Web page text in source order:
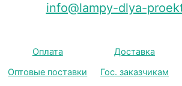
info@lampy-dlya-
Оплата Доставка
Оптовые поставки
Гос. заказчикам